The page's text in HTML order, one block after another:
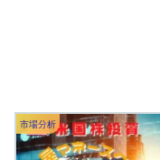
市場分析